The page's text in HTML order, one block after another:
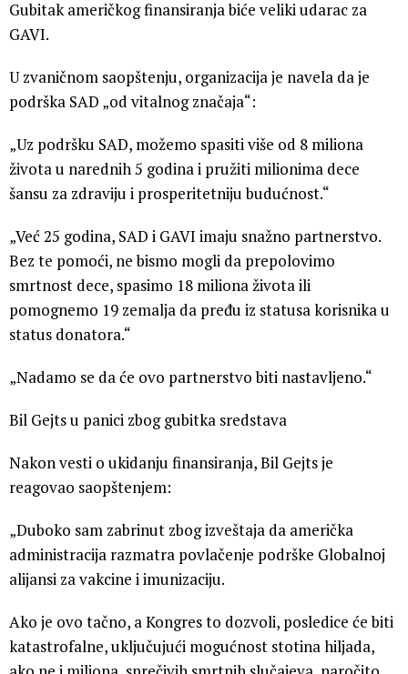
Gubitak američkog finansiranja biće veliki udarac za
GAVI.
U zvaničnom saopštenju, organizacija je navela da je
podrška SAD „od vitalnog značaja“:
„Uz podršku SAD, možemo spasiti više od 8 miliona
života u narednih 5 godina i pružiti milionima dece
šansu za zdraviju i prosperitetniju budućnost.“
„Već 25 godina, SAD i GAVI imaju snažno partnerstvo.
Bez te pomoći, ne bismo mogli da prepolovimo
smrtnost dece, spasimo 18 miliona života ili
pomognemo 19 zemalja da pređu iz statusa korisnika u
status donatora.“
„Nadamo se da će ovo partnerstvo biti nastavljeno.“
Bil Gejts u panici zbog gubitka sredstava
Nakon vesti o ukidanju finansiranja, Bil Gejts je
reagovao saopštenjem:
„Duboko sam zabrinut zbog izveštaja da američka
administracija razmatra povlačenje podrške Globalnoj
alijansi za vakcine i imunizaciju.
Ako je ovo tačno, a Kongres to dozvoli, posledice će biti
katastrofalne, uključujući mogućnost stotina hiljada,